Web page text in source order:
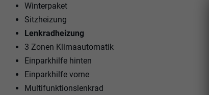
Winterpaket
Sitzheizung
Lenkradheizung
3 Zonen Klimaautomatik
Einparkhilfe hinten
Einparkhilfe vorne
Multifunktionslenkrad